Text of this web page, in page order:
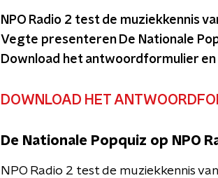
NPO Radio 2 test de muziekkennis
Vegte presenteren De Nationale
Download het antwoordformulier en
DOWNLOAD HET
De Nationale Popquiz op NPO
NPO Radio 2 test de muziekkennis